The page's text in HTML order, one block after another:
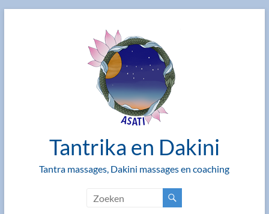
Tantrika en Dakini
Tantra massages, Dakini massages en coaching